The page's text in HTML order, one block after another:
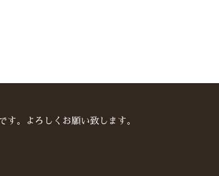
す。よろしくお願い致します。